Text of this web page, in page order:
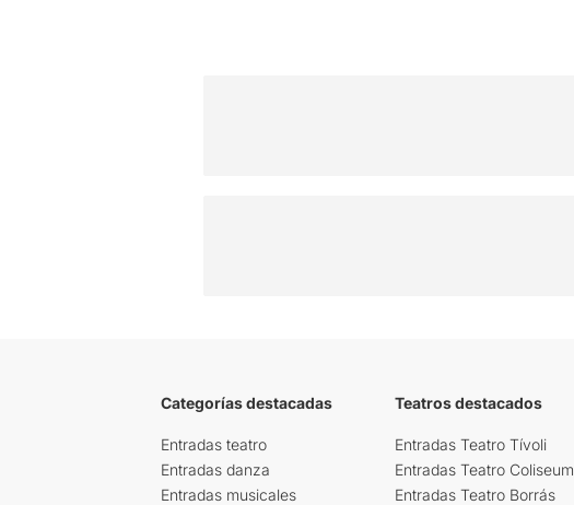
Categorías destacadas
Entradas teatro
Entradas danza
Entradas musicales
Teatros destacados
Entradas Teatro Tívoli
Entradas Teatro Coliseum
Entradas Teatro Borrás